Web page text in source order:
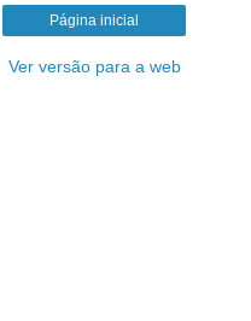
Página inicial
Ver versão para a web